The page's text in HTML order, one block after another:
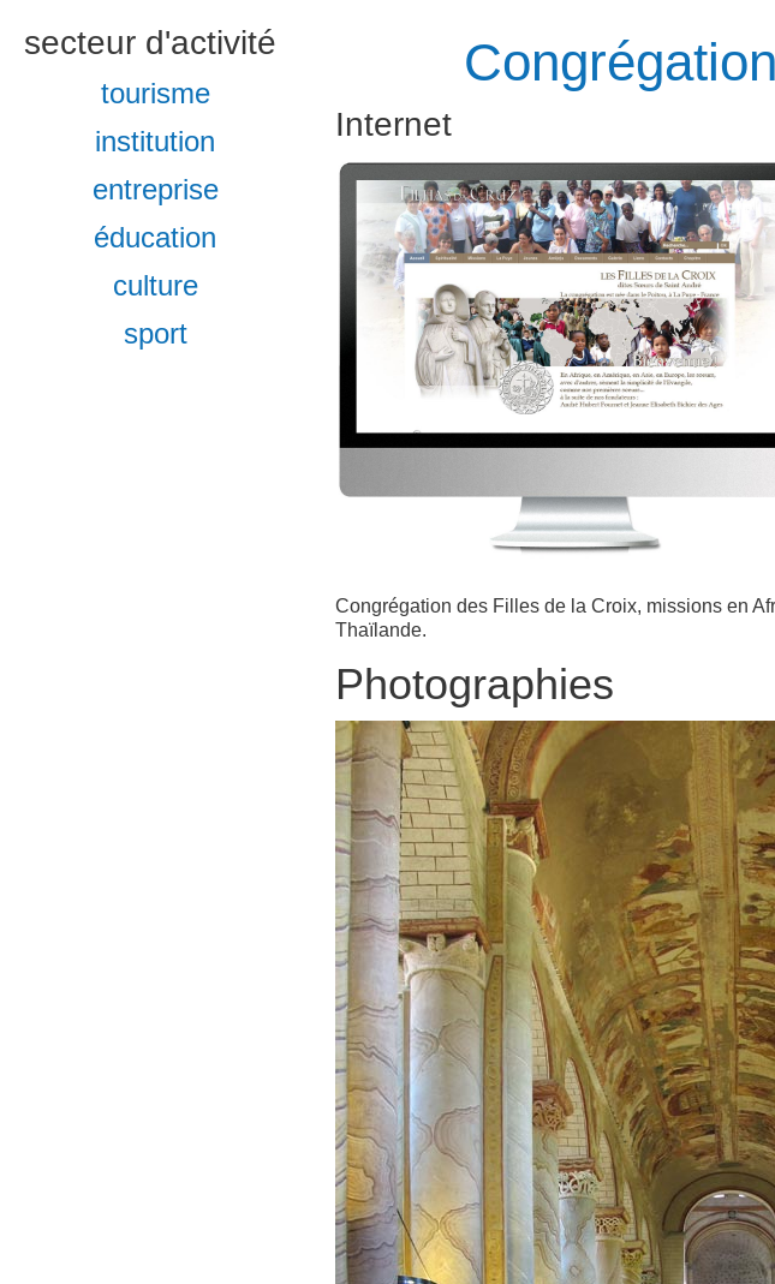
secteur d'activité
tourisme
institution
entreprise
éducation
culture
sport
Internet
Congrégation des Filles de la Croix, missions en
Thaïlande.
Photographies